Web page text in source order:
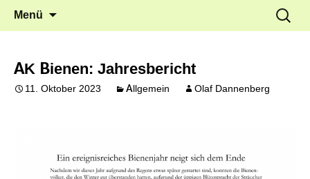
Waldwerk e.V.
Frankfurt Griesheim
Menü
Suchen
nach:
AK Bienen: Jahresbericht
11. Oktober 2023 Allgemein Olaf Dannenberg